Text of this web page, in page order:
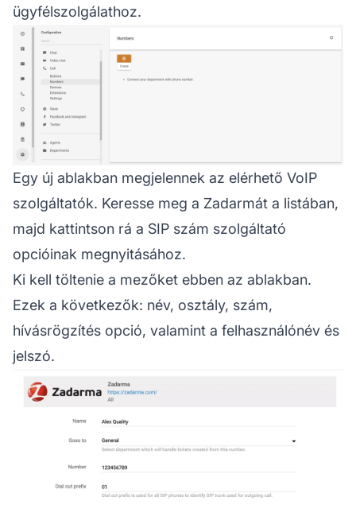
ügyfélszolgálathoz.
Egy új ablakban megjelennek az elérhető VoIP
szolgáltatók. Keresse meg a Zadarmát a listában,
majd kattintson rá a SIP szám szolgáltató
opcióinak megnyitásához.
Ki kell töltenie a mezőket ebben az ablakban.
Ezek a következők: név, osztály, szám,
hívásrögzítés opció, valamint a felhasználónév és
jelszó.